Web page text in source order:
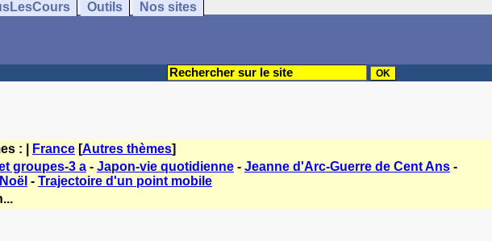
Outils Nos sites
: | France [Autres thèmes]
groupes-3 a - Japon-vie quotidienne - Jeanne d'Arc-Guerre de Cent Ans -
- Trajectoire d'un point mobile